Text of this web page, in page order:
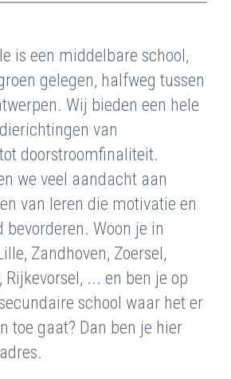
is een middelbare school,
gelegen, halfweg tussen
Wij bieden een hele
van
doorstroomfinaliteit.
we veel aandacht aan
van leren die motivatie en
Woon je in
Zandhoven, Zoersel,
Rijkevorsel, ... en ben je op
school waar het er
toe gaat? Dan ben je hier